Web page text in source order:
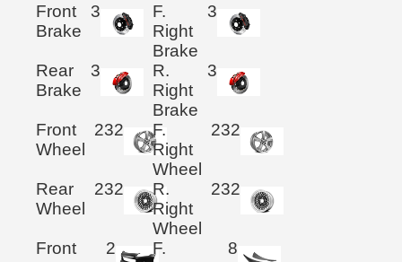
Front
Brake
3
F.
Right
Brake
3
Rear
Brake
3
R.
Right
Brake
3
Front
Wheel
232
F.
Right
Wheel
232
Rear
Wheel
232
R.
Right
Wheel
232
Front
2
F.
8